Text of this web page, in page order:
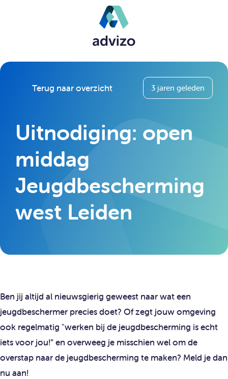
Terug naar overzicht 3 jaren geleden
Uitnodiging: open
middag
Jeugdbescherming
west Leiden
Ben jij altijd al nieuwsgierig geweest naar wat een
jeugdbeschermer precies doet? Of zegt jouw omgeving
ook regelmatig "werken bij de jeugdbescherming is echt
iets voor jou!” en overweeg je misschien wel om de
overstap naar de jeugdbescherming te maken? Meld je dan
nu aan!